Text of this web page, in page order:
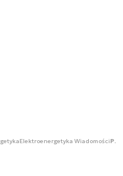
Elektroenergetyka Wiadomości